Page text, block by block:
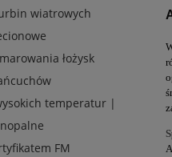
wiatrowych
łożysk
temperatur |
FM